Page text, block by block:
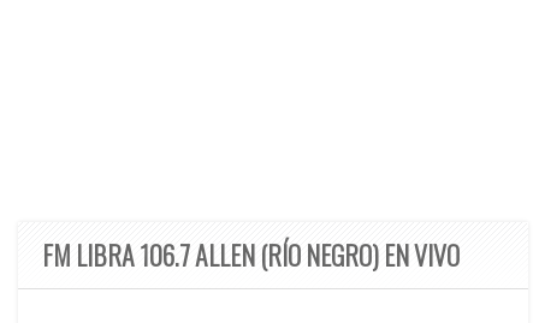
FM LIBRA 106.7 ALLEN (RÍO NEGRO) EN VIVO